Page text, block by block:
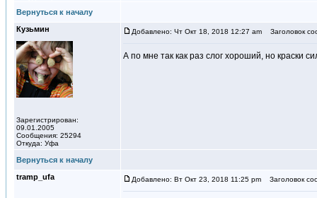
Вернуться к началу
Кузьмин
Зарегистрирован:
09.01.2005
Сообщения: 25294
Откуда: Уфа
Добавлено: Чт Окт 18, 2018 12:27 am Заголовок
А по мне так как раз слог хороший, но краски
Вернуться к началу
tramp_ufa
Добавлено: Вт Окт 23, 2018 11:25 pm Заголовок